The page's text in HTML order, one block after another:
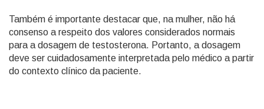
Também é importante destacar que, na mulher, não há
consenso a respeito dos valores considerados normais
para a dosagem de testosterona. Portanto, a dosagem
deve ser cuidadosamente interpretada pelo médico a partir
do contexto clínico da paciente.